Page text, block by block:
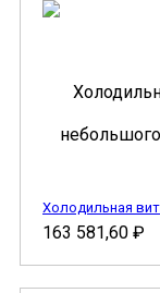
Холодильная
163 581,60 ₽